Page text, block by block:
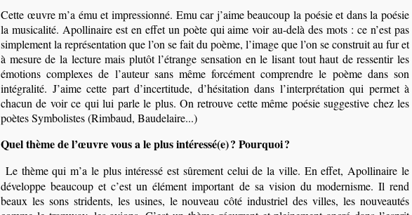
Cette œuvre m’a ému et impressionné. Emu car j’aime beaucoup la poésie et dans la poésie
la musicalité. Apollinaire est en effet un poète qui aime voir au-delà des mots : ce n’est pas
simplement la représentation que l’on se fait du poème, l’image que l’on se construit au fur et
à mesure de la lecture mais plutôt l’étrange sensation en le lisant tout haut de ressentir les
émotions complexes de l’auteur sans même forcément comprendre le poème dans son
intégralité. J’aime cette part d’incertitude, d’hésitation dans l’interprétation qui permet à
chacun de voir ce qui lui parle le plus. On retrouve cette même poésie suggestive chez les
poètes Symbolistes (Rimbaud, Baudelaire...)
Quel thème de l’œuvre vous a le plus intéressé(e) ? Pourquoi ?
Le thème qui m’a le plus intéressé est sûrement celui de la ville. En effet, Apollinaire le
développe beaucoup et c’est un élément important de sa vision du modernisme. Il rend
beaux les sons stridents, les usines, le nouveau côté industriel des villes, les nouveautés